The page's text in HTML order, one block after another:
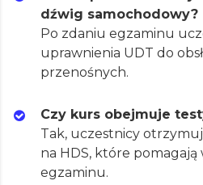
dźwig samochodowy?
Po zdaniu egzaminu
uprawnienia UDT do
przenośnych.
Czy kurs obejmuje
Tak, uczestnicy
na HDS, które
egzaminu.